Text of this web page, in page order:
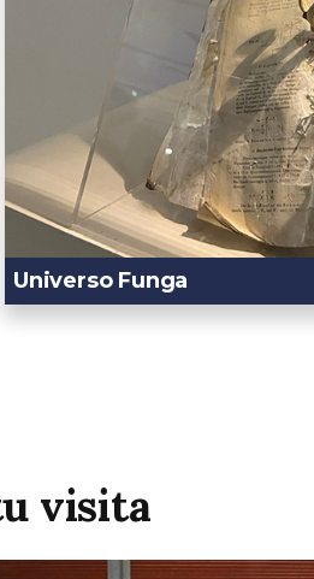
Universo Funga
visita